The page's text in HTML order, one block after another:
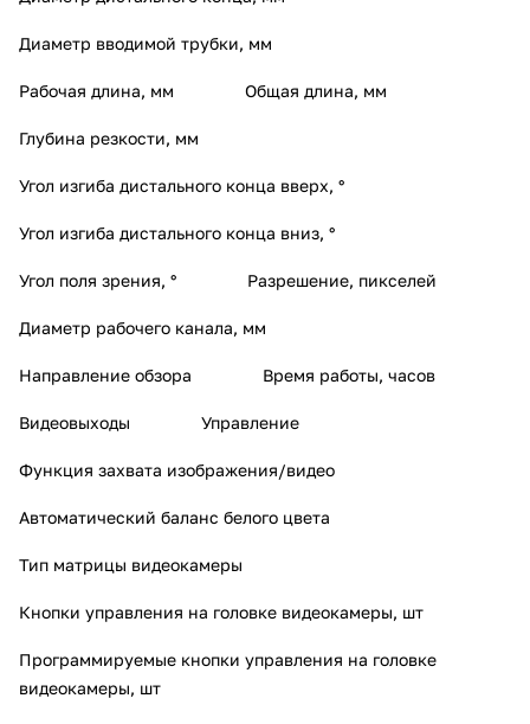
Диаметр вводимой трубки, мм
Рабочая длина, мм Общая длина, мм
Глубина резкости, мм
Угол изгиба дистального конца вверх, °
Угол изгиба дистального конца вниз, °
Угол поля зрения, ° Разрешение, пикселей
Диаметр рабочего канала, мм
Направление обзора Время работы, часов
Видеовыходы Управление
Функция захвата изображения/видео
Автоматический баланс белого цвета
Тип матрицы видеокамеры
Кнопки управления на головке видеокамеры, шт
Программируемые кнопки управления на головке
видеокамеры, шт